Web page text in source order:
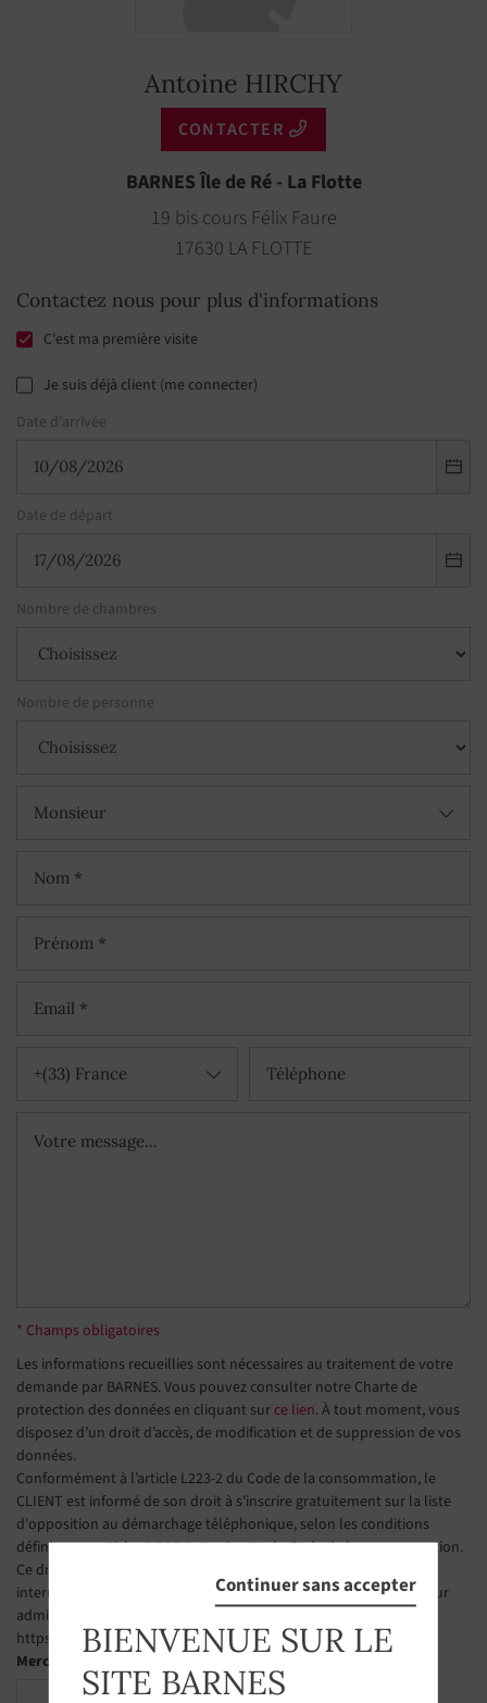
Antoine HIRCHY
CONTACTER
BARNES Île de Ré - La Flotte
19 bis cours Félix Faure
17630 LA FLOTTE
Contactez nous pour plus d'informations
C'est ma première visite
Je suis déjà client (me connecter)
Date d'arrivée
Date de départ
Nombre de chambres
Nombre de personne
Monsieur
+(33) France
* Champs obligatoires
Les informations recueillies sont nécessaires au traitement de votre
demande par BARNES. Vous pouvez consulter notre Charte de
protection des données en cliquant surce lien. À tout moment, vous
disposez d’un droit d’accès, de modification et de suppression de vos
données.
Conformément à l’article L223-2 du Code de la consommation, le
CLIENT est informé de son droit à s'inscrire gratuitement sur la liste
d'opposition au démarchage téléphonique, selon les conditions
définies aux articles L 223-1 et suivants du Code de la consommation.
Ce droit d’opposition peut être exercé par le CLIENT via un site
internet géré par l’organisme désigné par les pouvoirs publics pour
administrer cette liste. L’adresse du site est la suivante :
https://www.bloctel.gouv.fr
Merci de cocher la case
Continuer sans accepter
BIENVENUE SUR LE
SITE BARNES